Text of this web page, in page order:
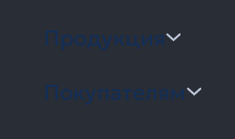
Продукция
Покупателям